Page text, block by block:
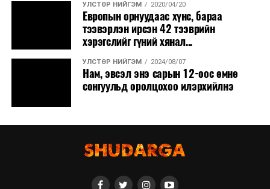
УЛСТӨР НИЙГЭМ 2020/04/20
Европын орнуудаас хүнс, бараа
тээвэрлэн ирсэн 42 тээврийн
хэрэгслийг гүний хянал...
УЛСТӨР НИЙГЭМ 2024/08/07
Нам, эвсэл энэ сарын 12-оос өмнө
сонгуульд оролцохоо илэрхийлнэ